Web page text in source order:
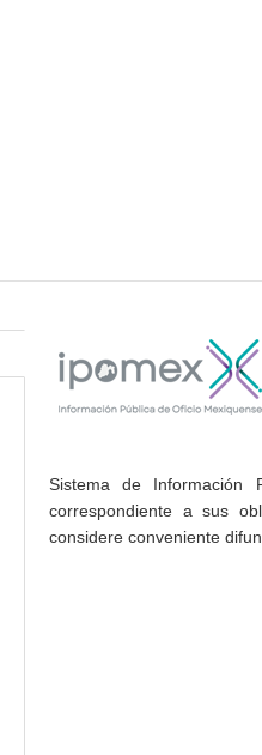
Sistema de Información
correspondiente a sus
considere conveniente